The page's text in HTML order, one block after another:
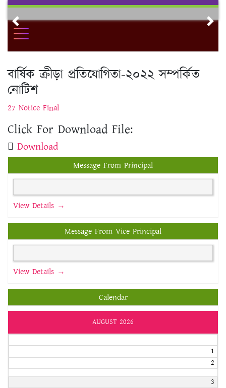
Skip
contentPrevious
বার্ষিক ক্রীড়া প্রতিযোগিতা-২০২২ সম্পর্কিত
নোটিশ
27 Notice Final
Click For Download File:
Download
Message From Principal
View Details →
Message From Vice Principal
View Details →
Calendar
AUGUST 2026
1
2
3